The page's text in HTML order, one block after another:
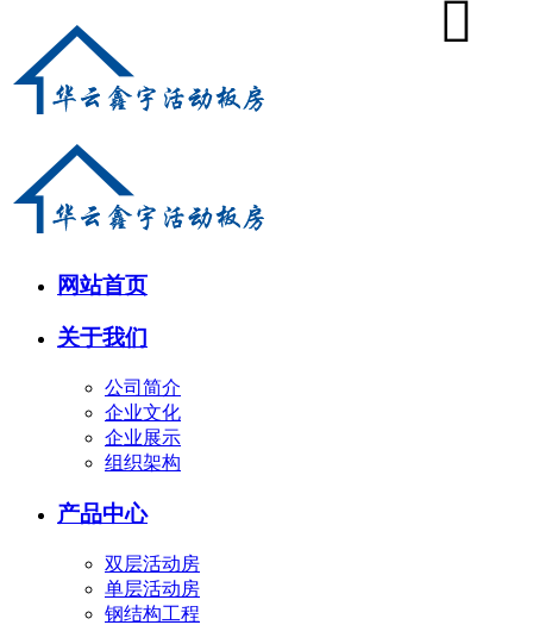
网站首页
关于我们
公司简介
企业文化
企业展示
组织架构
产品中心
双层活动房
单层活动房
钢结构工程